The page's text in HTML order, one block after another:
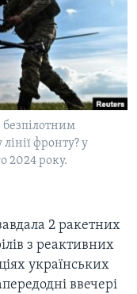
безпілотним
фронту? у
2024 року.
2 ракетних
з реактивних
українських
ввечері